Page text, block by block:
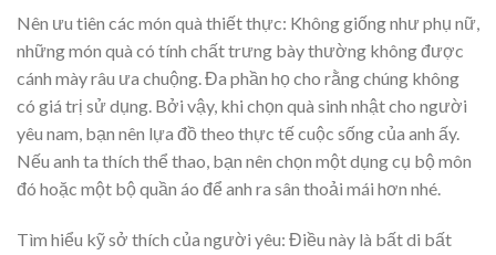
Nên ưu tiên các món quà thiết thực: Không giống như phụ nữ,
những món quà có tính chất trưng bày thường không được
cánh mày râu ưa chuộng. Đa phần họ cho rằng chúng không
có giá trị sử dụng. Bởi vậy, khi chọn quà sinh nhật cho người
yêu nam, bạn nên lựa đồ theo thực tế cuộc sống của anh ấy.
Nếu anh ta thích thể thao, bạn nên chọn một dụng cụ bộ môn
đó hoặc một bộ quần áo để anh ra sân thoải mái hơn nhé.
Tìm hiểu kỹ sở thích của người yêu: Điều này là bất di bất